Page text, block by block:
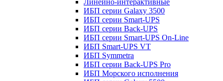
Линейно-интерактивные
ИБП серии Galaxy 3500
ИБП серии Smart-UPS
ИБП серии Back-UPS
ИБП серии Smart-UPS On-Line
ИБП Smart-UPS VT
ИБП Symmetra
ИБП серии Back-UPS Pro
ИБП Морского исполнения